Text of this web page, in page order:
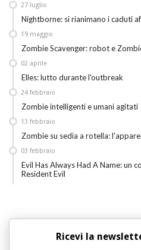
Nightborne: si rianimano i caduti
27 luglio
Zombie Scavenger: robot e
19 maggio
Elles: lutto durante l'outbreak
02 aprile
Zombie intelligenti e umani agitati
24 febbraio
Zombie su sedia a rotella:
13 febbraio
Evil Has Always Had A Name: un
Resident Evil
03 febbraio
Ricevi la